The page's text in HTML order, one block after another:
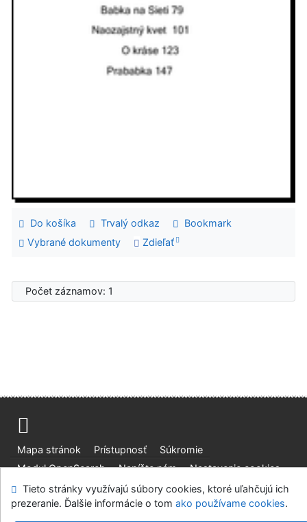
Do košíka Trvalý odkaz
Bookmark
Vybrané dokumenty
Zdieľať
Počet záznamov: 1
Mapa stránok Prístupnosť
Súkromie
Modul OpenSearch
Napíšte nám Nastavenie cookies
Knižnica Ružinov Bratislava
Tieto stránky využívajú súbory cookies, ktoré uľahčujú ich
prezeranie. Ďalšie informácie o tom ako používame cookies.